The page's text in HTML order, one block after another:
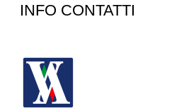
INFO CONTATTI